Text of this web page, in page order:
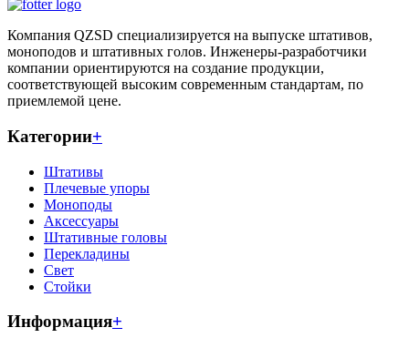
Компания QZSD специализируется на выпуске штативов,
моноподов и штативных голов. Инженеры-разработчики
компании ориентируются на создание продукции,
соответствующей высоким современным стандартам, по
приемлемой цене.
Категории+
Штативы
Плечевые упоры
Моноподы
Аксессуары
Штативные головы
Перекладины
Свет
Стойки
Информация+